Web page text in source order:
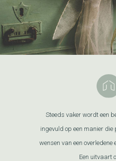
Steeds vaker wordt een
ingevuld op een manier
wensen van een overledene
Een uitvaart